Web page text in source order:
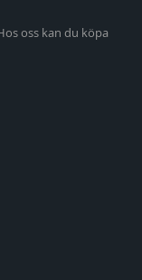
oss kan du köpa